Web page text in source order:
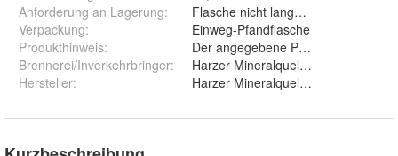
Anforderung an Lagerung:
Flasche nicht lange Sonnenlicht
Verpackung:
Einweg-Pfandflasche
Produkthinweis:
Der angegebene Preis beinhaltet
Brennerei/Inverkehrbringer:
Harzer Mineralquelle Blankenburg
Hersteller: Harzer Mineralquelle Blankenburg